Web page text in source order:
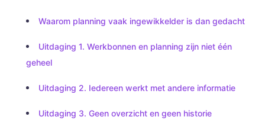
Waarom planning vaak ingewikkelder is dan gedacht
Uitdaging 1. Werkbonnen en planning zijn niet één
geheel
Uitdaging 2. Iedereen werkt met andere informatie
Uitdaging 3. Geen overzicht en geen historie